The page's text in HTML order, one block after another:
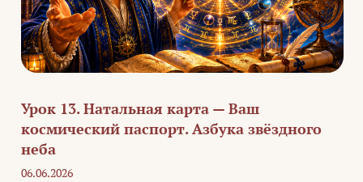
Урок 13. Натальная карта — Ваш
космический паспорт. Азбука звёздного
неба
06.06.2026